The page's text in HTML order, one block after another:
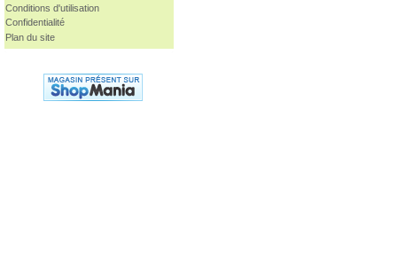
Conditions d'utilisation
Confidentialité
Plan du site